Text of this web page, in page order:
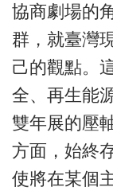
協商劇場的
群，就臺灣
己的觀點。
全、再生能
雙年展的壓
方面，始終
使將在某個